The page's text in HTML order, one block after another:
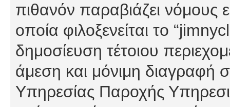
πιθανόν παραβιάζει νόμους
οποία φιλοξενείται το
δημοσίευση τέτοιου
άμεση και μόνιμη διαγραφή
Υπηρεσίας Παροχής